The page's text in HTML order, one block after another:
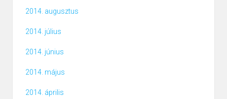
2014. augusztus
2014. július
2014. június
2014. május
2014. április